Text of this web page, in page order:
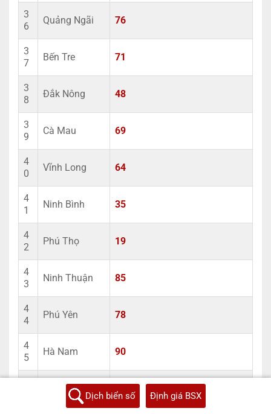
3
6
Quảng Ngãi 76
3
7
Bến Tre 71
3
8
Đắk Nông 48
3
9
Cà Mau 69
4
0
Vĩnh Long 64
4
1
Ninh Bình 35
4
2
Phú Thọ 19
4
3
Ninh Thuận 85
4
4
Phú Yên 78
4
5
Hà Nam 90
Hà Tĩnh 38
Dịch biển số Định giá BSX